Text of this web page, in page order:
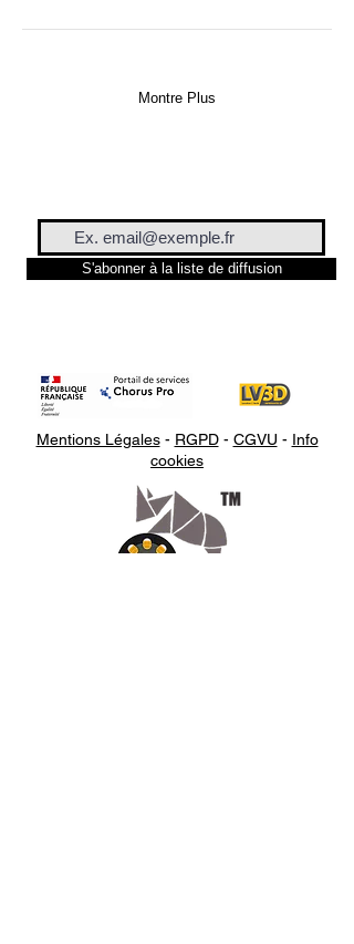
Montre Plus
S'abonner à la liste de diffusion
Mentions Légales- RGPD- CGVU - Info
cookies